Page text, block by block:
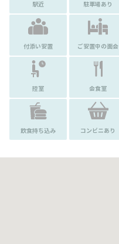
駅近 駐車場あり
付添い安置 ご安置中の面会
控室 会食室
飲食持ち込み コンビニあり